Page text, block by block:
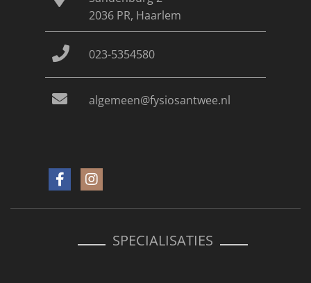
2036 PR, Haarlem
023-5354580
algemeen@fysiosantwee.nl
SPECIALISATIES